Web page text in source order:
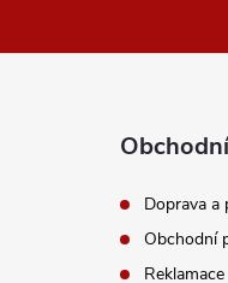
Doprava a
Obchodní
Reklamace